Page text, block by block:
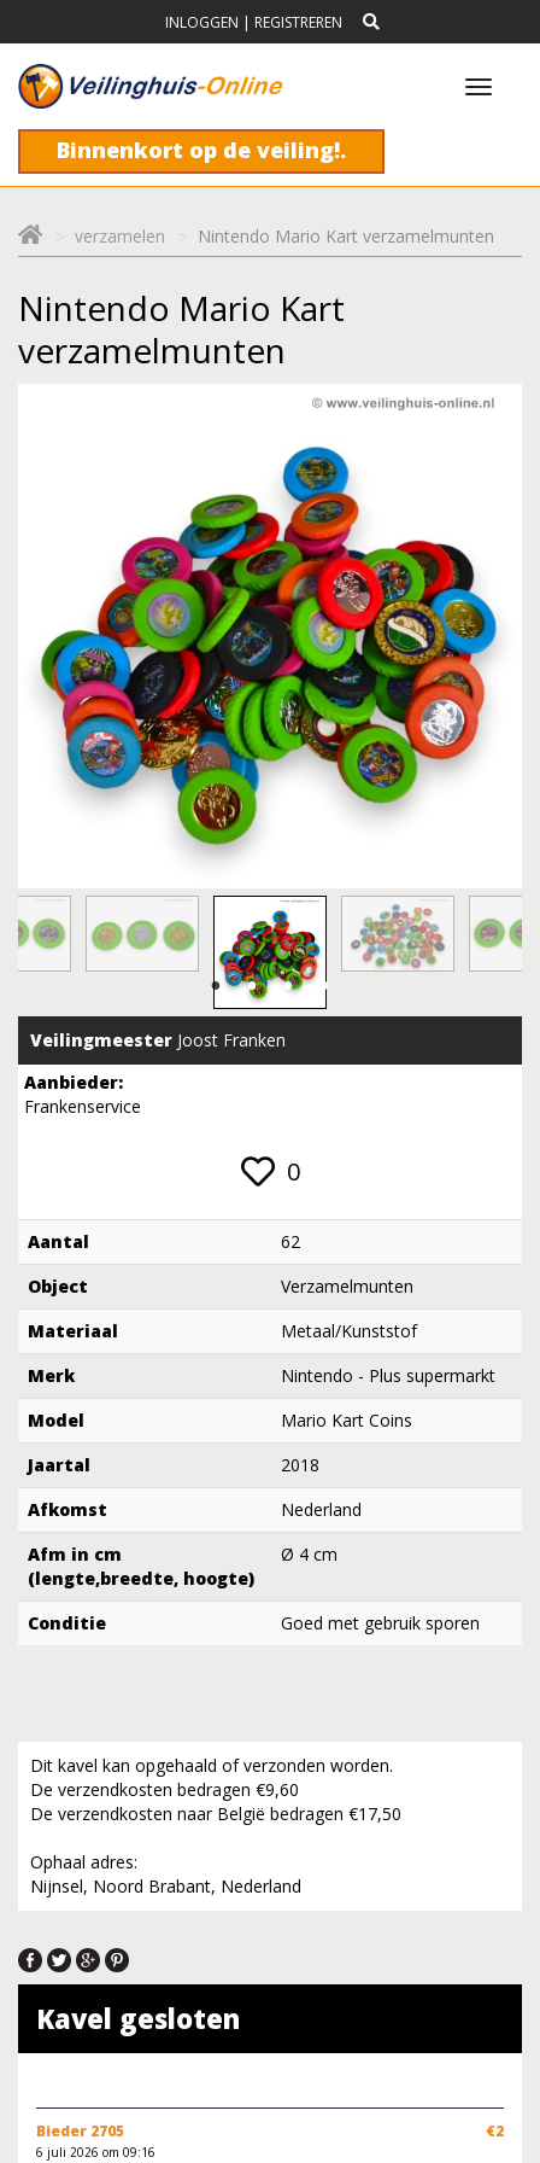
INLOGGEN | REGISTREREN
Binnenkort op de veiling!.
verzamelen Nintendo Mario Kart verzamelmunten
Nintendo Mario Kart
verzamelmunten
Veilingmeester Joost Franken
Aanbieder:
Frankenservice
0
Aantal
62
Object
Verzamelmunten
Materiaal
Metaal/Kunststof
Merk
Nintendo - Plus supermarkt
Model
Mario Kart Coins
Jaartal
2018
Afkomst
Nederland
Afm in cm
(lengte,breedte, hoogte)
Ø 4 cm
Conditie Goed met gebruik sporen
Dit kavel kan opgehaald of verzonden worden.
De verzendkosten bedragen €9,60
De verzendkosten naar België bedragen €17,50
Ophaal adres:
Nijnsel, Noord Brabant, Nederland
Kavel gesloten
Bieder 2705 €2
6 juli 2026 om 09:16